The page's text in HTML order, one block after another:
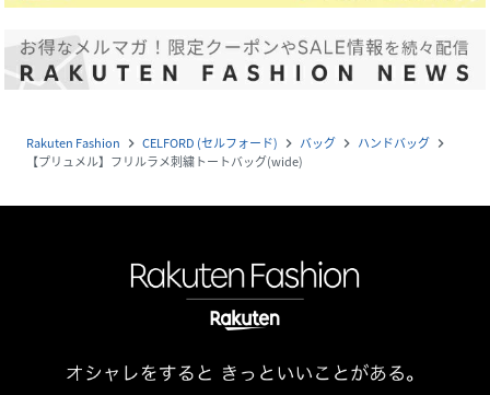
Rakuten Fashion navigate_next CELFORD (セルフォード) navigate_next バッグ navigate_next ハンドバッグ navigate_next
【プリュメル】フリルラメ刺繍トートバッグ(wide)